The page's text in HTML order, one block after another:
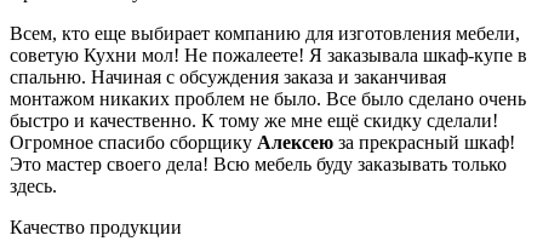
Всем, кто еще выбирает компанию для изготовления мебели,
советую Кухни мол! Не пожалеете! Я заказывала шкаф-купе в
спальню. Начиная с обсуждения заказа и заканчивая
монтажом никаких проблем не было. Все было сделано очень
быстро и качественно. К тому же мне ещё скидку сделали!
Огромное спасибо сборщику Алексею за прекрасный шкаф!
Это мастер своего дела! Всю мебель буду заказывать только
здесь.
Качество продукции